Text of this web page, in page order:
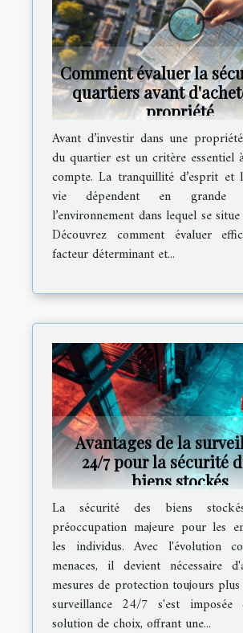
Comment évaluer la
quartiers avant
propriété
Avant d’investir dans une
du quartier est un critère essentiel
compte. La tranquillité d’esprit et
vie dépendent en grande
l’environnement dans lequel se
Découvrez comment évaluer
facteur déterminant et...
Avantages de la
24/7 pour la sécurité
biens stockés
La sécurité des biens
préoccupation majeure pour les
les individus. Avec l'évolution
menaces, il devient nécessaire
mesures de protection toujours
surveillance 24/7 s'est imposée
solution de choix, offrant une...